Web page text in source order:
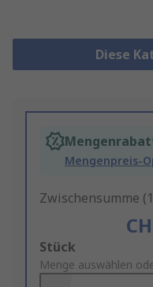
Diese
Mengenpreis-
Zwischensumme
Add
to
Stück
Menge auswählen